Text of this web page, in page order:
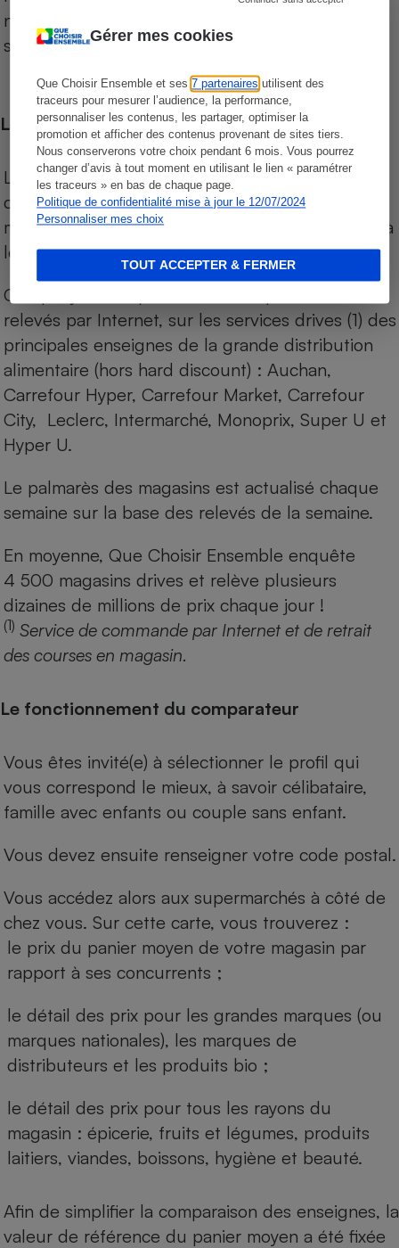
Gérer mes cookies
Que Choisir Ensemble et ses7 partenaires utilisent des
traceurs pour mesurer l’audience, la performance,
personnaliser les contenus, les partager, optimiser la
promotion et afficher des contenus provenant de sites tiers.
Nous conserverons votre choix pendant 6 mois. Vous pourrez
changer d’avis à tout moment en utilisant le lien « paramétrer
les traceurs » en bas de chaque page.
Politique de confidentialité mise à jour le 12/07/2024
Personnaliser mes choix
TOUT ACCEPTER & FERMER
niveau de prix des supermarchés, géolocalisés
sur le territoire français.
Les comparaisons de prix
Les comparaisons sont réalisées sur l’ensemble
des produits des magasins. Les produits de
marques de distributeurs (MDD) sont comparés à
leurs équivalents chez leurs concurrents.
Chaque jour, les prix de tous les produits sont
relevés par Internet, sur les services drives (1) des
principales enseignes de la grande distribution
alimentaire (hors hard discount) : Auchan,
Carrefour Hyper, Carrefour Market, Carrefour
City, Leclerc, Intermarché, Monoprix, Super U et
Hyper U.
Le palmarès des magasins est actualisé chaque
semaine sur la base des relevés de la semaine.
En moyenne, Que Choisir Ensemble enquête
4 500 magasins drives et relève plusieurs
dizaines de millions de prix chaque jour !
(1) Service de commande par Internet et de retrait
des courses en magasin.
Le fonctionnement du comparateur
Vous êtes invité(e) à sélectionner le profil qui
vous correspond le mieux, à savoir célibataire,
famille avec enfants ou couple sans enfant.
Vous devez ensuite renseigner votre code postal.
Vous accédez alors aux supermarchés à côté de
chez vous. Sur cette carte, vous trouverez :
le prix du panier moyen de votre magasin par
rapport à ses concurrents ;
le détail des prix pour les grandes marques (ou
marques nationales), les marques de
distributeurs et les produits bio ;
le détail des prix pour tous les rayons du
magasin : épicerie, fruits et légumes, produits
laitiers, viandes, boissons, hygiène et beauté.
Afin de simplifier la comparaison des enseignes, la
valeur de référence du panier moyen a été fixée